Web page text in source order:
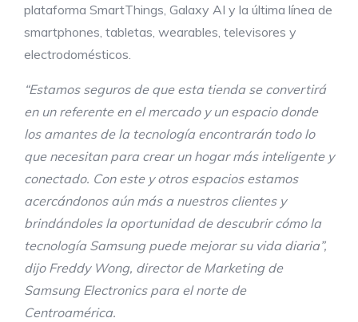
plataforma SmartThings, Galaxy AI y la última línea de
smartphones, tabletas, wearables, televisores y
electrodomésticos.
“Estamos seguros de que esta tienda se convertirá
en un referente en el mercado y un espacio donde
los amantes de la tecnología encontrarán todo lo
que necesitan para crear un hogar más inteligente y
conectado. Con este y otros espacios estamos
acercándonos aún más a nuestros clientes y
brindándoles la oportunidad de descubrir cómo la
tecnología Samsung puede mejorar su vida diaria”,
dijo Freddy Wong, director de Marketing de
Samsung Electronics para el norte de
Centroamérica.